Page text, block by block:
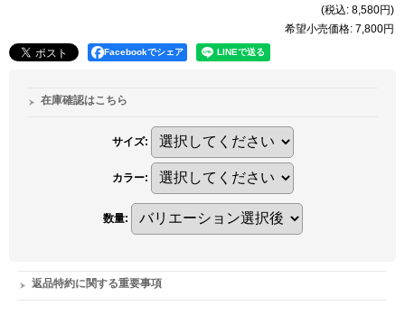
(税込: 8,580円)
希望小売価格: 7,800円
Facebookでシェア
在庫確認はこちら
サイズ:
カラー:
数量:
返品特約に関する重要事項